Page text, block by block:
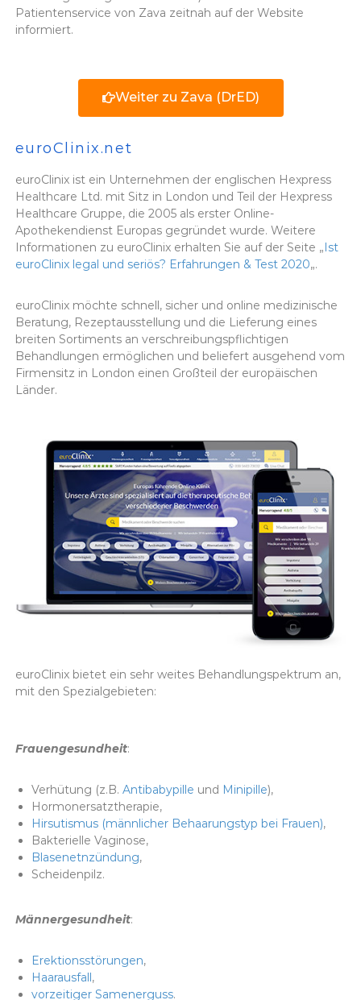
Patientenservice von Zava zeitnah auf der Website
informiert.
Weiter zu Zava (DrED)
euroClinix.net
euroClinix ist ein Unternehmen der englischen Hexpress
Healthcare Ltd. mit Sitz in London und Teil der Hexpress
Healthcare Gruppe, die 2005 als erster Online-
Apothekendienst Europas gegründet wurde. Weitere
Informationen zu euroClinix erhalten Sie auf der Seite „Ist
euroClinix legal und seriös? Erfahrungen & Test 2020„.
euroClinix möchte schnell, sicher und online medizinische
Beratung, Rezeptausstellung und die Lieferung eines
breiten Sortiments an verschreibungspflichtigen
Behandlungen ermöglichen und beliefert ausgehend vom
Firmensitz in London einen Großteil der europäischen
Länder.
euroClinix bietet ein sehr weites Behandlungspektrum an,
mit den Spezialgebieten:
Frauengesundheit:
Verhütung (z.B. Antibabypille und Minipille),
Hormonersatztherapie,
Hirsutismus (männlicher Behaarungstyp bei Frauen),
Bakterielle Vaginose,
Blasenetnzündung,
Scheidenpilz.
Männergesundheit:
Erektionsstörungen,
Haarausfall,
vorzeitiger Samenerguss.